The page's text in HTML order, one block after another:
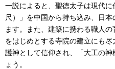
一説によると、聖徳太子は現代
尺）」を中国から持ち込み、日
ます。また、建築に携わる職人
をはじめとする寺院の建立にも
護神として信仰され、「大工の
ょう。